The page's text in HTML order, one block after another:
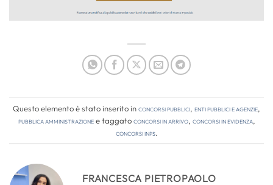
Questo elemento è stato inserito inConcorsi pubblici, Enti pubblici e agenzie,
Pubblica amministrazionee taggatoconcorsi in arrivo, concorsi in evidenza,
concorsi inps.
FRANCESCA PIETROPAOLO